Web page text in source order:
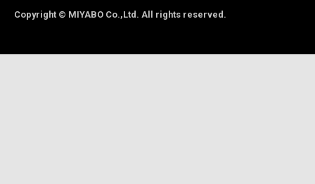
Copyright © MIYABO Co.,Ltd. All rights reserved.